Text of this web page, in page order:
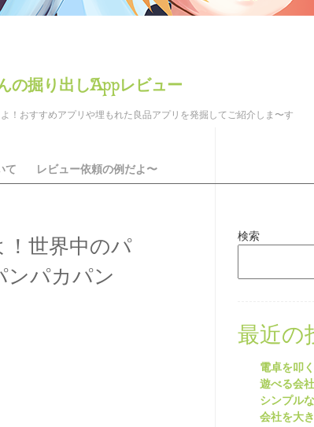
掘り出しAppレビュー
！おすすめアプリや埋もれた良品アプリを発掘してご紹介しま〜す
て レビュー依頼の例だよ〜
世界中のパ
ンパカパン
検索
最近の
電卓を叩
遊べる会
シンプル
会社を大